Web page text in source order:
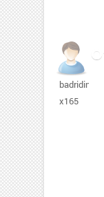
badridin-
x165